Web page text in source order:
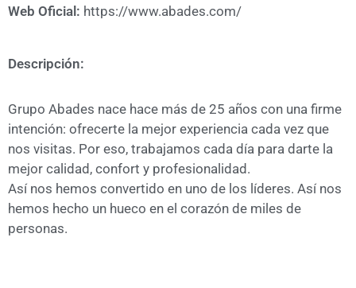
Web Oficial: https://www.abades.com/
Descripción:
Grupo Abades nace hace más de 25 años con una firme
intención: ofrecerte la mejor experiencia cada vez que
nos visitas. Por eso, trabajamos cada día para darte la
mejor calidad, confort y profesionalidad.
Así nos hemos convertido en uno de los líderes. Así nos
hemos hecho un hueco en el corazón de miles de
personas.